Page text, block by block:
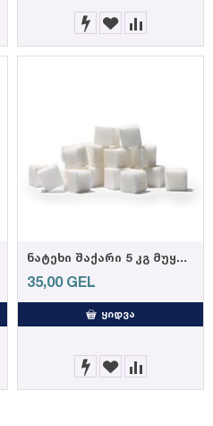
ნატეხი შაქარი 5 კგ მუყაოს ყუთში
35,00 GEL
ᲧᲘᲓᲕᲐ